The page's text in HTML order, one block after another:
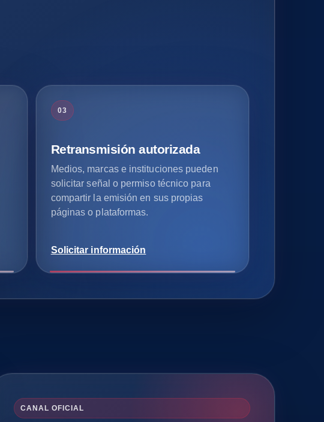
03
Retransmisión autorizada
Medios, marcas e instituciones pueden
solicitar señal o permiso técnico para
compartir la emisión en sus propias
páginas o plataformas.
Solicitar información
CANAL OFICIAL